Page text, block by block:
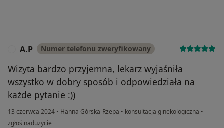
A.P Numer telefonu zweryfikowany
Wizyta bardzo przyjemna, lekarz wyjaśniła
wszystko w dobry sposób i odpowiedziała na
każde pytanie :))
13 czerwca 2024 • Hanna Górska-Rzepa • konsultacja ginekologiczna •
w opinii użytkownika A.P
zgłoś nadużycie